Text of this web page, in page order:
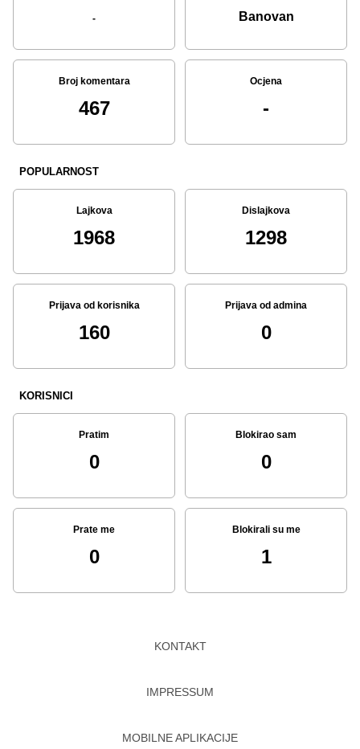
- Banovan
Broj komentara
467
Ocjena
-
POPULARNOST
Lajkova
1968
Dislajkova
1298
Prijava od korisnika
160
Prijava od admina
0
KORISNICI
Pratim
0
Blokirao sam
0
Prate me
0
Blokirali su me
1
KONTAKT
IMPRESSUM
MOBILNE APLIKACIJE